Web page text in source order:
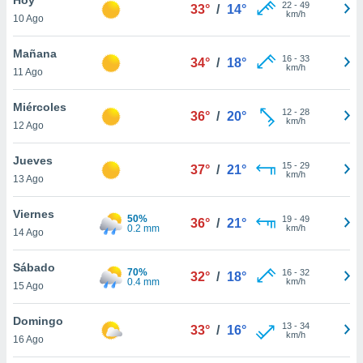
y
en
más
de
cookies
10 Ago
33° / 14° 22- 49
km/h
Mañana
11 Ago
34° / 18° 16- 33
km/h
Miércoles
12 Ago
36° / 20° 12- 28
km/h
Jueves
13 Ago
37° / 21° 15- 29
km/h
Viernes
14 Ago
50%
0.2 mm
36° / 21° 19- 49
km/h
Sábado
15 Ago
70%
0.4 mm
32° / 18° 16- 32
km/h
Domingo
16 Ago
33° / 16° 13- 34
km/h